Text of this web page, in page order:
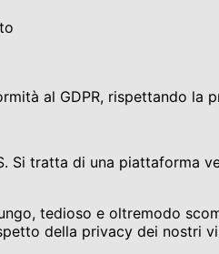
al GDPR, rispettando la
Si tratta di una piattaforma
tedioso e oltremodo
della privacy dei nostri